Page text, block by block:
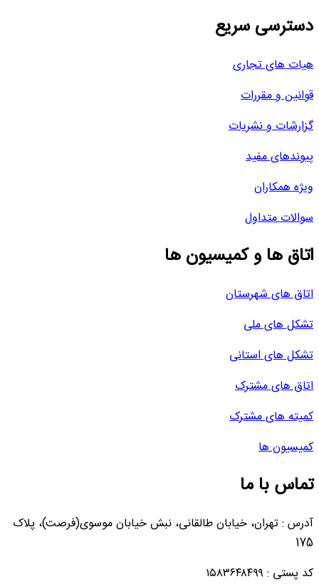
دسترسی سریع
هیات های تجاری
قوانین و مقررات
گزارشات و نشریات
پیوندهای مفید
ویژه همکاران
سوالات متداول
اتاق ها و کمیسیون ها
اتاق های شهرستان
تشکل های ملی
تشکل های استانی
اتاق های مشترک
کمیته های مشترک
کمیسیون ها
تماس با ما
آدرس : تهران، خیابان طالقانی، نبش خیابان موسوی(فرصت)، پلاک
175
کد پستی : ۱۵۸۳۶۴۸۴۹۹